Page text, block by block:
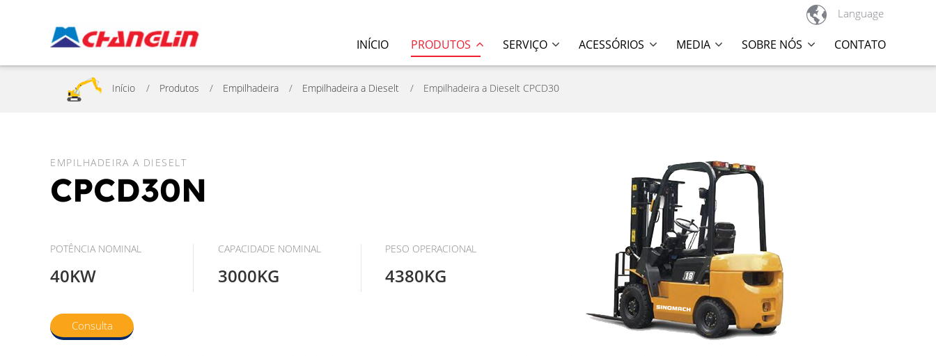
 Language
INÍCIO PRODUTOS SERVIÇO ACESSÓRIOS MEDIA SOBRE NÓS CONTATO
Início Produtos Empilhadeira Empilhadeira a Dieselt Empilhadeira a Dieselt CPCD30
EMPILHADEIRA A DIESELT
CPCD30N
POTÊNCIA NOMINAL
40KW
CAPACIDADE NOMINAL
3000KG
PESO OPERACIONAL
4380KG
Consulta